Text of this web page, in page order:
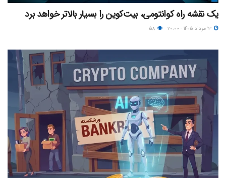
یک نقشه راه کوانتومی، بیت‌کوین را بسیار بالاتر خواهد برد